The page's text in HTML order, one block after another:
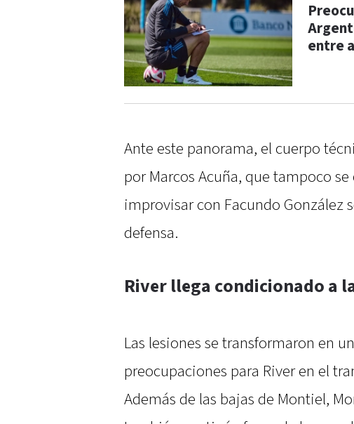
entre
Ante este panorama, el cuerpo
por Marcos Acuña, que tampoco
improvisar con Facundo González
defensa.
River llega condicionado a
Las lesiones se transformaron en
preocupaciones para River en el
Además de las bajas de Montiel,